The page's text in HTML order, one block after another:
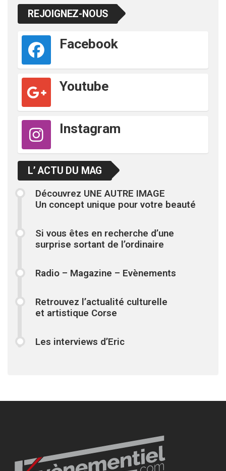
REJOIGNEZ-NOUS
Facebook
Youtube
Instagram
L’ ACTU DU MAG
Découvrez UNE AUTRE IMAGE
Un concept unique pour votre beauté
Si vous êtes en recherche d’une
surprise sortant de l’ordinaire
Radio – Magazine – Evènements
Retrouvez l’actualité culturelle
et artistique Corse
Les interviews d’Eric